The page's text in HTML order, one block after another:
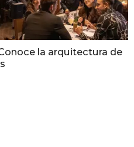
la arquitectura de